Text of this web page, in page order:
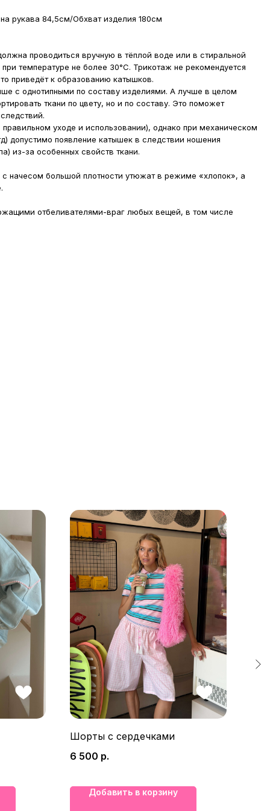
рукава 84,5см/Обхват изделия 180см
проводиться вручную в тёплой воде или в стиральной
температуре не более 30°С. Трикотаж не рекомендуется
приведёт к образованию катышков.
с однотипными по составу изделиями. А лучше в целом
ткани по цвету, но и по составу. Это поможет
уходе и использовании), однако при механическом
допустимо появление катышек в следствии ношения
из-за особенных свойств ткани.
начесом большой плотности утюжат в режиме «хлопок», а
отбеливателями-враг любых вещей, в том числе
Шорты с сердечками
6 500 р.
Добавить в корзину